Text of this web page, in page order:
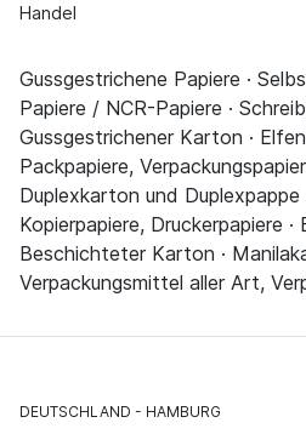
Handel
Gussgestrichene Papiere ·
Papiere / NCR-Papiere ·
Gussgestrichener Karton ·
Packpapiere,
Duplexkarton und Duplexpappe
Kopierpapiere, Druckerpapiere
Beschichteter Karton ·
Verpackungsmittel aller Art,
DEUTSCHLAND HAMBURG